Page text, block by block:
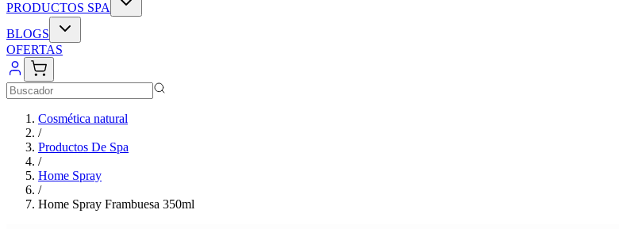
PRODUCTOS SPA
BLOGS
OFERTAS
Cosmética natural
/
Productos De Spa
/
Home Spray
/
Home Spray Frambuesa 350ml